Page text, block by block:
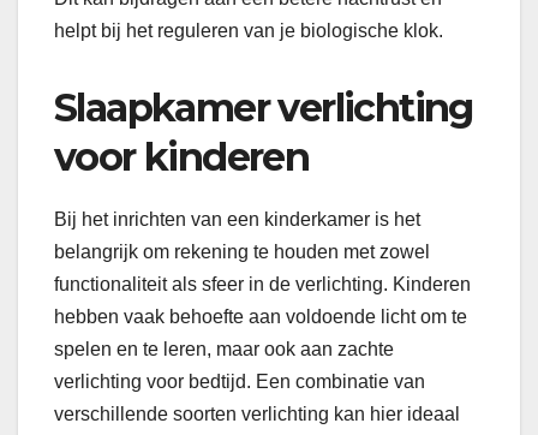
helpt bij het reguleren van je biologische klok.
Slaapkamer verlichting
voor kinderen
Bij het inrichten van een kinderkamer is het
belangrijk om rekening te houden met zowel
functionaliteit als sfeer in de verlichting. Kinderen
hebben vaak behoefte aan voldoende licht om te
spelen en te leren, maar ook aan zachte
verlichting voor bedtijd. Een combinatie van
verschillende soorten verlichting kan hier ideaal